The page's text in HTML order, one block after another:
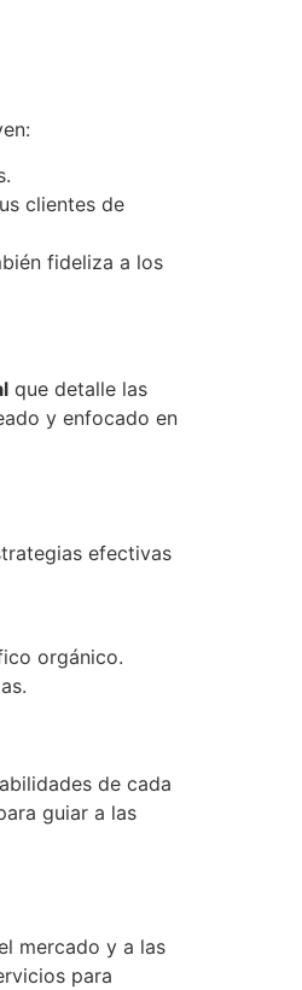
clientes de
fideliza a los
que detalle las
y enfocado en
efectivas
orgánico.
de cada
guiar a las
mercado y a las
para